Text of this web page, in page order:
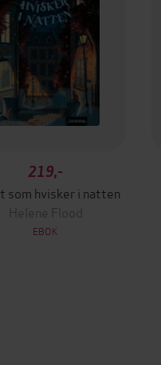
219,-
som hvisker i natten
Helene Flood
EBOK